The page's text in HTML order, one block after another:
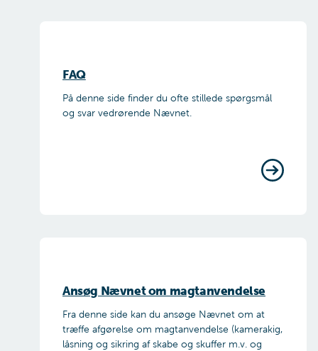
FAQ
På denne side finder du ofte stillede spørgsmål
og svar vedrørende Nævnet.
Ansøg Nævnet om magtanvendelse
Fra denne side kan du ansøge Nævnet om at
træffe afgørelse om magtanvendelse (kamerakig,
låsning og sikring af skabe og skuffer m.v. og